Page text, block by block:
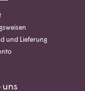
und Lieferung
uns